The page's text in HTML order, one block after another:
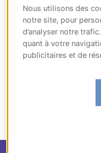
Nous utilisons des
notre site, pour
d’analyser notre
quant à votre
publicitaires et de